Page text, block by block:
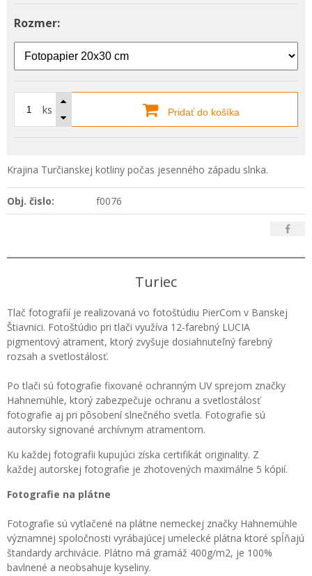
Rozmer:
ks Pridať do košíka
Krajina Turčianskej kotliny počas jesenného západu slnka.
Obj. čislo: f0076
Turiec
Tlač fotografií je realizovaná vo fotoštúdiu PierCom v Banskej
Štiavnici. Fotoštúdio pri tlači využíva 12-farebný LUCIA
pigmentový atrament, ktorý zvyšuje dosiahnuteľný farebný
rozsah a svetlostálosť.
Po tlači sú fotografie fixované ochranným UV sprejom značky
Hahnemühle, ktorý zabezpečuje ochranu a svetlostálosť
fotografie aj pri pôsobení slnečného svetla. Fotografie sú
autorsky signované archívnym atramentom.
Ku každej fotografii kupujúci získa certifikát originality. Z
každej autorskej fotografie je zhotovených maximálne 5 kópií.
Fotografie na plátne
Fotografie sú vytlačené na plátne nemeckej značky Hahnemühle
významnej spoločnosti vyrábajúcej umelecké plátna ktoré spĺňajú
štandardy archivácie. Plátno má gramáž 400g/m2, je 100%
bavlnené a neobsahuje kyseliny.